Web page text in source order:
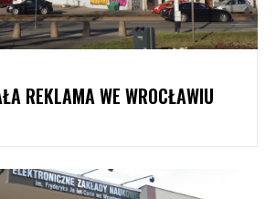
REKLAMA WE WROCŁAWIU